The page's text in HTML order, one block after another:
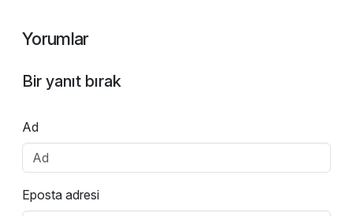
Yorumlar
Bir yanıt bırak
Ad
Eposta adresi